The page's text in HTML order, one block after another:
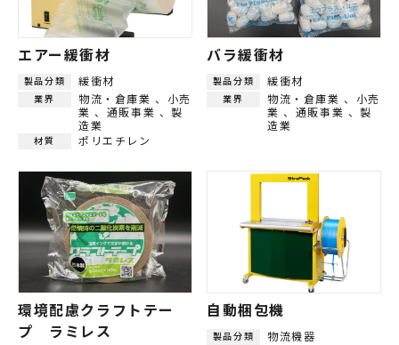
エアー緩衝材
製品分類 緩衝材
業界 物流・倉庫業
小売
業
通販事業
製
造業
材質 ポリエチレン
バラ緩衝材
製品分類 緩衝材
業界 物流・倉庫業
小売
業
通販事業
製
造業
環境配慮クラフトテー
プ ラミレス
自動梱包機
製品分類 物流機器